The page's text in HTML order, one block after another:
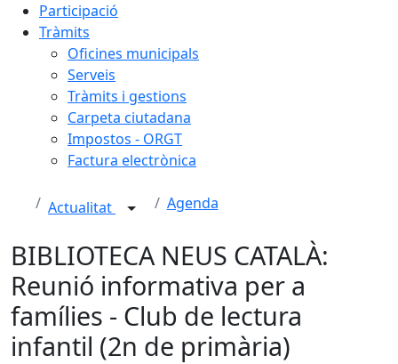
Participació
Tràmits
Oficines municipals
Serveis
Tràmits i gestions
Carpeta ciutadana
Impostos - ORGT
Factura electrònica
Actualitat Agenda
BIBLIOTECA NEUS CATALÀ:
Reunió informativa per a
famílies - Club de lectura
infantil (2n de primària)